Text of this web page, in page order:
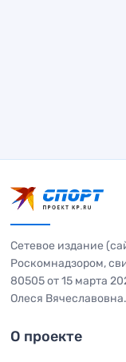
Сетевое издание
Роскомнадзором,
80505 от 15 марта
Олеся Вячеславовна.
О проекте